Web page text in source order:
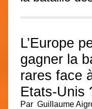
L’Europe
gagner la
rares face
Etats-Unis
Par Guillaume